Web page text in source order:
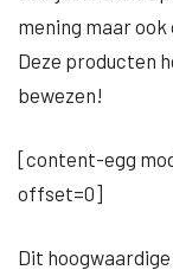
mening maar ook
Deze producten
bewezen!
[content-egg
offset=0]
Dit